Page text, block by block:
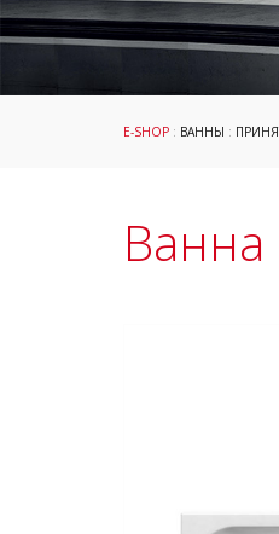
E-SHOP : ВАННЫ :
Ванна